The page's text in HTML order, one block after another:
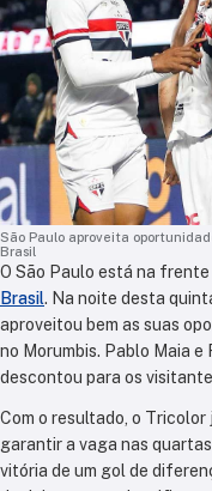
São Paulo aproveita
Brasil
O São Paulo está na
Brasil. Na noite desta
aproveitou bem as suas
no Morumbis. Pablo Maia e
descontou para os
Com o resultado, o
garantir a vaga nas
vitória de um gol de